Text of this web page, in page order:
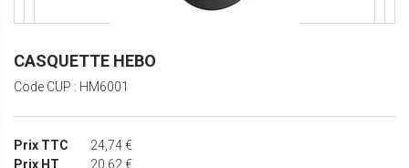
CASQUETTE HEBO
Code CUP : HM6001
Prix TTC
24,74 €
Prix HT
20,62 €